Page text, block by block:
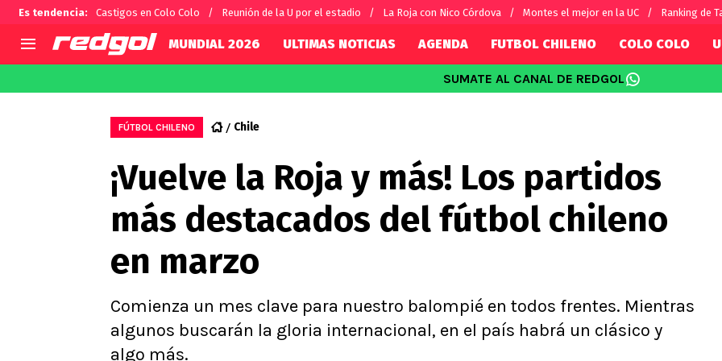
Es tendencia: Castigos en Colo Colo Reunión de la U por el estadio La Roja con Nico Córdova Montes el mejor en la UC Ranking de
Selección Chilena
U de Chile
U Católica
Campeonato Nacional
Primera B
Segunda División
Copa Chile
Supercopa Chile
Campeonato Femenino
Alexis Sánchez
Carlos Palacios
Chilenos por el mundo
Fútbol Argentino
Fútbol Brasileño
Conference
Ligue 1
Premier
Serie A
MUNDIAL 2026 ULTIMAS NOTICIAS AGENDA FUTBOL CHILENO COLO COLO
SUMATE AL CANAL DE REDGOL
FÚTBOL CHILENO Chile
¡Vuelve la Roja y más! Los partidos
más destacados del fútbol chileno
en marzo
Comienza un mes clave para nuestro balompié en todos frentes. Mientras
algunos buscarán la gloria internacional, en el país habrá un clásico y
algo más.